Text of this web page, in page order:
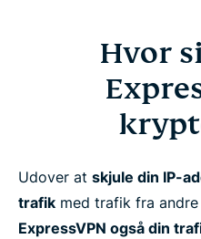
Download ExpressVPN
Ofte stillede spørgsmål
Lær mere om at bruge en
Er du klar til at prøve
Hvor
Udover at skjule din IP-
trafik med trafik fra
ExpressVPN også din